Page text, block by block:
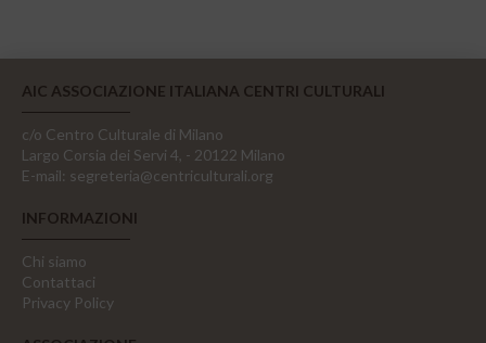
AIC ASSOCIAZIONE ITALIANA CENTRI CULTURALI
c/o Centro Culturale di Milano
Largo Corsia dei Servi 4, - 20122 Milano
E-mail: segreteria@centriculturali.org
INFORMAZIONI
Chi siamo
Contattaci
Privacy Policy